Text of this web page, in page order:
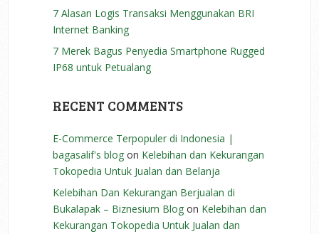
7 Alasan Logis Transaksi Menggunakan BRI
Internet Banking
7 Merek Bagus Penyedia Smartphone Rugged
IP68 untuk Petualang
RECENT COMMENTS
E-Commerce Terpopuler di Indonesia |
bagasalif's blog on Kelebihan dan Kekurangan
Tokopedia Untuk Jualan dan Belanja
Kelebihan Dan Kekurangan Berjualan di
Bukalapak – Biznesium Blog on Kelebihan dan
Kekurangan Tokopedia Untuk Jualan dan